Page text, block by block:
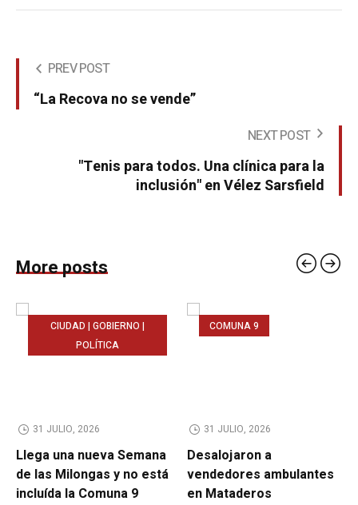
PREV POST
“La Recova no se vende”
NEXT POST
"Tenis para todos. Una clínica para la
inclusión" en Vélez Sarsfield
More posts
CIUDAD | GOBIERNO |
POLÍTICA
31 JULIO, 2026
Llega una nueva Semana
de las Milongas y no está
incluída la Comuna 9
COMUNA 9
31 JULIO, 2026
Desalojaron a
vendedores ambulantes
en Mataderos